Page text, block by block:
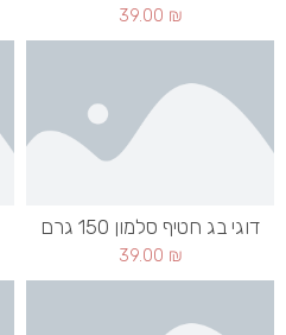
39.00 ₪
דוגי בג חטיף סלמון 150 גרם
39.00 ₪